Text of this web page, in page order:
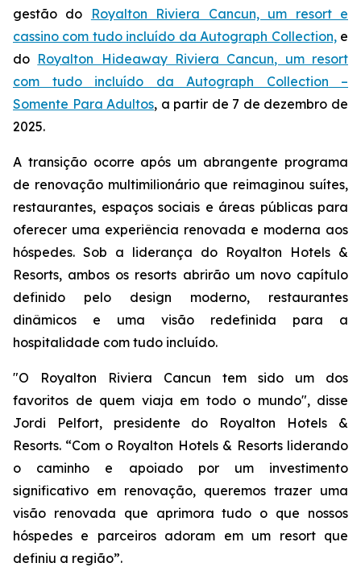
gestão do
Royalton Riviera Cancun, um resort e
cassino com tudo incluído da Autograph Collection,e
do Royalton Hideaway Riviera Cancun, um resort
com tudo incluído da Autograph Collection –
Somente Para Adultos, a partir de 7 de dezembro de
2025.
A transição ocorre após um abrangente programa
de renovação multimilionário que reimaginou suítes,
restaurantes, espaços sociais e áreas públicas para
oferecer uma experiência renovada e moderna aos
hóspedes. Sob a liderança do Royalton Hotels &
Resorts, ambos os resorts abrirão um novo capítulo
definido pelo design moderno, restaurantes
dinâmicos e uma visão redefinida para a
hospitalidade com tudo incluído.
"O Royalton Riviera Cancun tem sido um dos
favoritos de quem viaja em todo o mundo", disse
Jordi Pelfort, presidente do Royalton Hotels &
Resorts. “Com o Royalton Hotels & Resorts liderando
o caminho e apoiado por um investimento
significativo em renovação, queremos trazer uma
visão renovada que aprimora tudo o que nossos
hóspedes e parceiros adoram em um resort que
definiu a região”.